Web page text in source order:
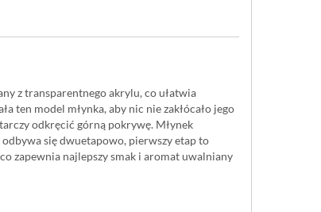
z transparentnego akrylu, co ułatwia
ten model młynka, aby nic nie zakłócało jego
odkręcić górną pokrywę. Młynek
się dwuetapowo, pierwszy etap to
zapewnia najlepszy smak i aromat uwalniany